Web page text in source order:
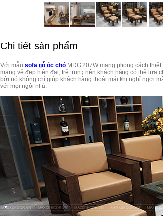
Chi tiết sản phẩm
Với mẫu sofa gỗ óc chó MDG 207W mang phong cách
mang vẻ đẹp hiện đại, trẻ trung nên khách hàng có thể lựa
bởi nó không chỉ giúp khách hàng thoải mái khi nghỉ ngơi
với mọi ngôi nhà.